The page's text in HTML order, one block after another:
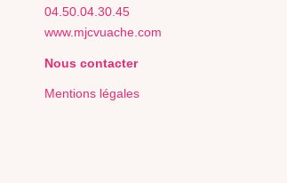
04.50.04.30.45
www.mjcvuache.com
Nous contacter
Mentions légales